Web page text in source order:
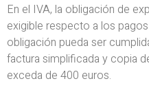
En el IVA, la obligación de
exigible respecto a los
obligación pueda ser
factura simplificada y copia
exceda de 400 euros.